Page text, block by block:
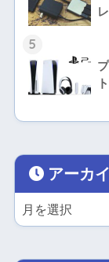
5
アーカ